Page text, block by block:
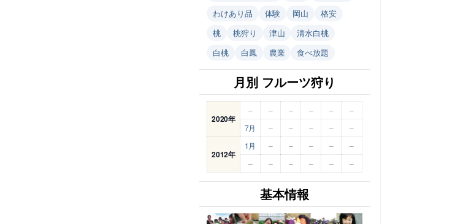
わけあり品
体験 岡山
格安
桃
桃狩り 津山
清水白桃
白桃
白鳳 農業 食べ放題
月別 フルーツ狩り
2020年
– – – – –
–
7月
– – – – –
2012年
1月 – – – –
–
–
– – – – –
基本情報